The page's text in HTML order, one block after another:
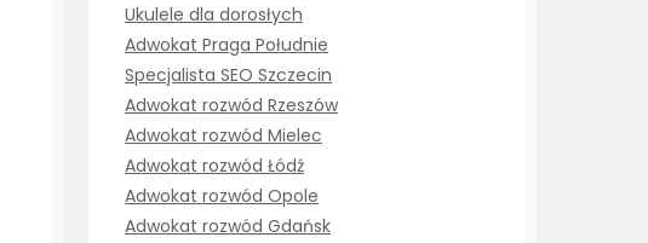
Ukulele dla dorosłych
Adwokat Praga Południe
Specjalista SEO Szczecin
Adwokat rozwód Rzeszów
Adwokat rozwód Mielec
Adwokat rozwód Łódź
Adwokat rozwód Opole
Adwokat rozwód Gdańsk